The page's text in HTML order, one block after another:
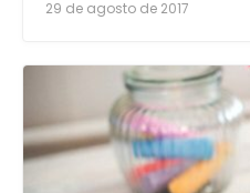
29 de agosto de 2017